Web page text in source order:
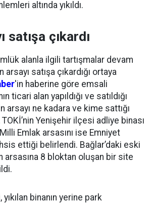
altında yıkıldı.
satışa çıkardı
alanla ilgili tartışmalar devam
arsayı satışa çıkardığı ortaya
'in haberine göre emsali
ticari alan yapıldığı ve satıldığı
arsayı ne kadara ve kime sattığı
Yenişehir ilçesi adliye binası
Emlak arsasını ise Emniyet
ettiği belirlendi. Bağlar’daki eski
arsasına 8 bloktan oluşan bir site
binanın yerine park